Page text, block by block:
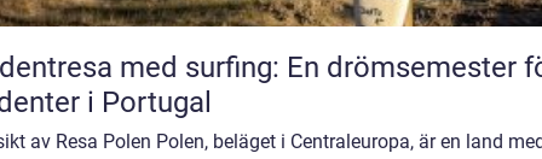
med surfing: En drömsemester
i Portugal
av Resa Polen Polen, beläget i Centraleuropa, är en land